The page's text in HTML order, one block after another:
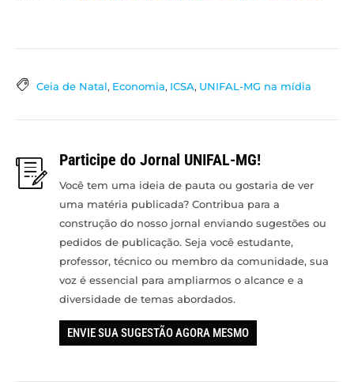
Ceia de Natal, Economia, ICSA, UNIFAL-MG na mídia
Participe do Jornal UNIFAL-MG!
Você tem uma ideia de pauta ou gostaria de ver
uma matéria publicada? Contribua para a
construção do nosso jornal enviando sugestões ou
pedidos de publicação. Seja você estudante,
professor, técnico ou membro da comunidade, sua
voz é essencial para ampliarmos o alcance e a
diversidade de temas abordados.
ENVIE SUA SUGESTÃO AGORA MESMO